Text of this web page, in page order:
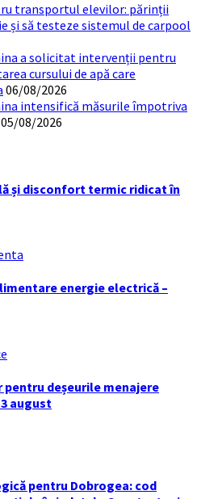
transportul elevilor: părinții
și să testeze sistemul de carpool
a solicitat intervenții pentru
cursului de apă care
06/08/2026
intensifică măsurile împotriva
05/08/2026
și disconfort termic ridicat în
energie electrică –
deșeurile menajere
august
pentru Dobrogea: cod